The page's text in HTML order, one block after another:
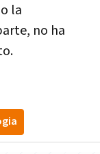
la
no ha